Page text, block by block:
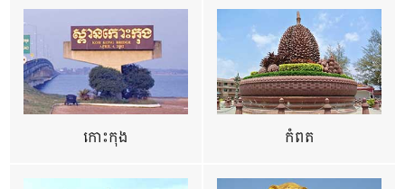
កោះកុង កំពត